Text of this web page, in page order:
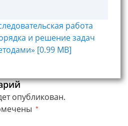
работа
и решение задач
[0.99 MB]
опубликован.
*